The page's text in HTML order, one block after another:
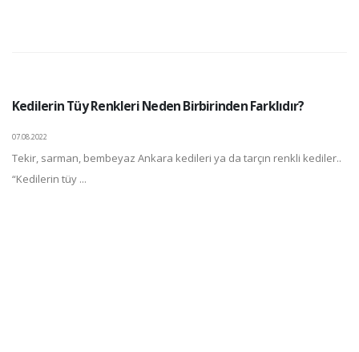
Kedilerin Tüy Renkleri Neden Birbirinden Farklıdır?
07.08.2022
Tekir, sarman, bembeyaz Ankara kedileri ya da tarçın renkli kediler..
“Kedilerin tüy ...